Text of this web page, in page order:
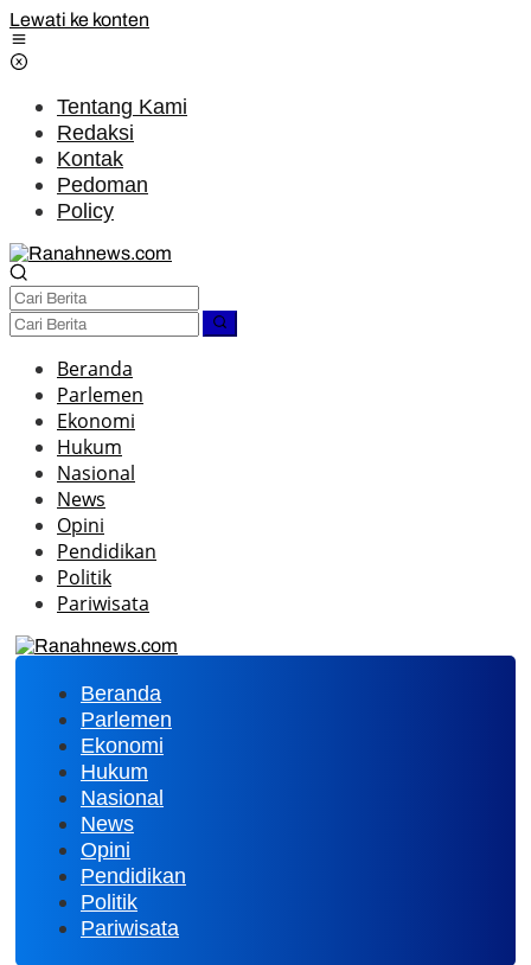
Lewati ke konten
Tentang Kami
Redaksi
Kontak
Pedoman
Policy
Beranda
Parlemen
Ekonomi
Hukum
Nasional
News
Opini
Pendidikan
Politik
Pariwisata
Beranda
Parlemen
Ekonomi
Hukum
Nasional
News
Opini
Pendidikan
Politik
Pariwisata